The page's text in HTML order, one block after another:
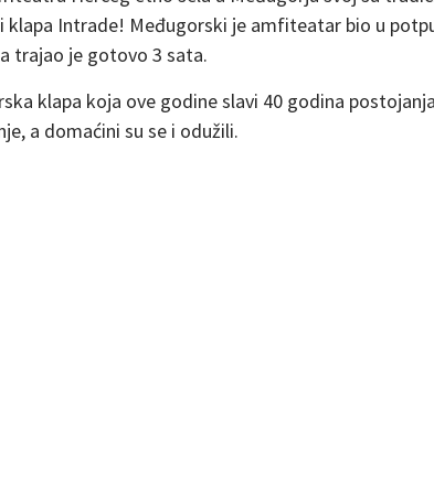
klapa Intrade! Međugorski je amfiteatar bio u
trajao je gotovo 3 sata.
klapa koja ove godine slavi 40 godina
a domaćini su se i odužili.